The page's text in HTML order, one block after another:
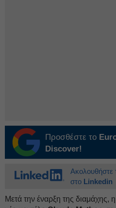
Προσθέστε το
Discover!
Ακολουθήστε
στο Linkedin
Μετά την έναρξη της διαμάχης,